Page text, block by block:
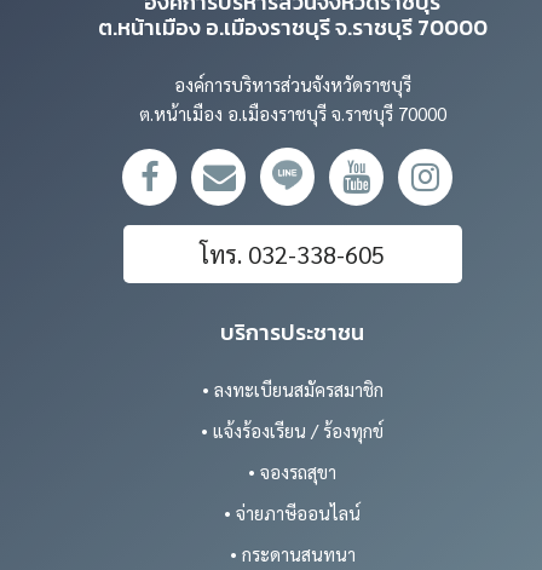
ต.หน้าเมือง อ.เมืองราชบุรี จ.ราชบุรี 70000
องค์การบริหารส่วนจังหวัดราชบุรี
ต.หน้าเมือง อ.เมืองราชบุรี จ.ราชบุรี 70000
โทร. 032-338-605
บริการประชาชน
• ลงทะเบียนสมัครสมาชิก
• แจ้งร้องเรียน / ร้องทุกข์
• จองรถสุขา
• จ่ายภาษีออนไลน์
• กระดานสนทนา